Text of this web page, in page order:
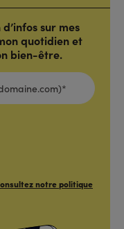
sur mes
quotidien et
bien-être.
notre politique